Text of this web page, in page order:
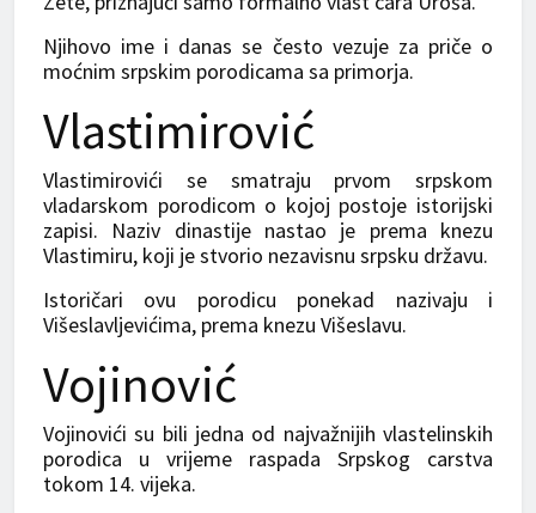
Njihovo ime i danas se često vezuje za priče o
moćnim srpskim porodicama sa primorja.
Vlastimirović
Vlastimirovići se smatraju prvom srpskom
vladarskom porodicom o kojoj postoje istorijski
zapisi. Naziv dinastije nastao je prema knezu
Vlastimiru, koji je stvorio nezavisnu srpsku državu.
Istoričari ovu porodicu ponekad nazivaju i
Višeslavljevićima, prema knezu Višeslavu.
Vojinović
Vojinovići su bili jedna od najvažnijih vlastelinskih
porodica u vrijeme raspada Srpskog carstva
tokom 14. vijeka.